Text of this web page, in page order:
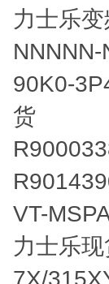
力士乐
90K0-
货
VT-
力士乐
7X/